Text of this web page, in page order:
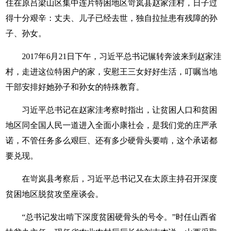
住在原吕梁山区集中连片特困地区岢岚县赵家洼村，日子过
得十分艰辛：丈夫、儿子已经去世，独自拉扯患有残障的孙
子、孙女。
2017年6月21日下午，习近平总书记辗转奔波来到赵家洼
村，走进这位特困户的家，安慰王三女好好生活，叮嘱当地
干部安排好她孙子和孙女的特殊教育。
习近平总书记在赵家洼考察时指出，让贫困人口和贫困
地区同全国人民一道进入全面小康社会，是我们党的庄严承
诺，不管任务多么艰巨、还有多少硬骨头要啃，这个承诺都
要兑现。
在岢岚县考察后，习近平总书记又在太原主持召开深度
贫困地区脱贫攻坚座谈会。
“总书记发出啃下深度贫困硬骨头的号令。”时任山西省